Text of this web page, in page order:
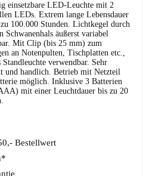
einsetzbare LED-Leuchte mit 2
LEDs. Extrem lange Lebensdauer
100.000 Stunden. Lichtkegel durch
Schwanenhals äußerst variabel
Mit Clip (bis 25 mm) zum
an Notenpulten, Tischplatten etc.,
Standleuchte verwendbar. Sehr
und handlich. Betrieb mit Netzteil
möglich. Inklusive 3 Batterien
mit einer Leuchtdauer bis zu 20
Bestellwert